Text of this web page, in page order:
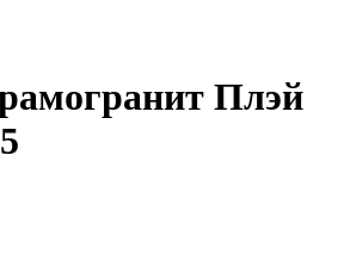
Плэй